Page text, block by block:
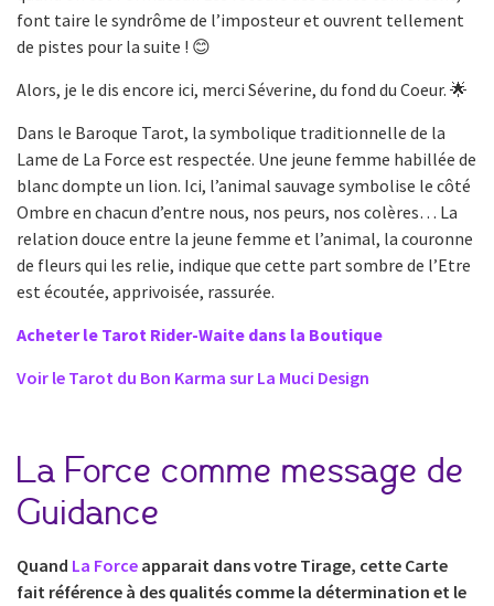
font taire le syndrôme de l’imposteur et ouvrent tellement
de pistes pour la suite ! 😊
Alors, je le dis encore ici, merci Séverine, du fond du Coeur. 🌟
Dans le Baroque Tarot, la symbolique traditionnelle de la
Lame de La Force est respectée. Une jeune femme habillée de
blanc dompte un lion. Ici, l’animal sauvage symbolise le côté
Ombre en chacun d’entre nous, nos peurs, nos colères… La
relation douce entre la jeune femme et l’animal, la couronne
de fleurs qui les relie, indique que cette part sombre de l’Etre
est écoutée, apprivoisée, rassurée.
Acheter le Tarot Rider-Waite dans la Boutique
Voir le Tarot du Bon Karma sur La Muci Design
La Force comme message de
Guidance
Quand La Force apparait dans votre Tirage, cette Carte
fait référence à des qualités comme la détermination et le